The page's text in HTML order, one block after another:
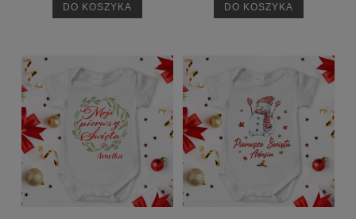
DO KOSZYKA DO KOSZYKA